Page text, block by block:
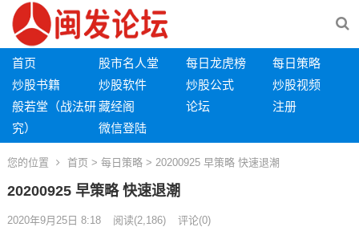
首页 股市名人堂 每日龙虎榜
每日策略
炒股书籍
炒股软件 炒股公式
炒股视频
般若堂（战法研
究）
藏经阁 论坛
注册
微信登陆
您的位置 首页 > 每日策略 > 20200925 早策略 快速退潮
20200925 早策略 快速退潮
2020年9月25日 8:18 阅读(2,186) 评论(0)